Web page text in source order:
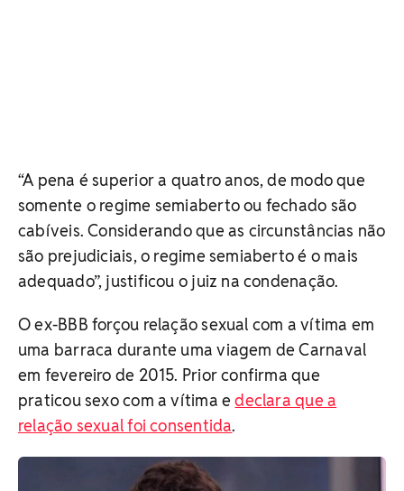
“A pena é superior a quatro anos, de modo que
somente o regime semiaberto ou fechado são
cabíveis. Considerando que as circunstâncias não
são prejudiciais, o regime semiaberto é o mais
adequado”, justificou o juiz na condenação.
O ex-BBB forçou relação sexual com a vítima em
uma barraca durante uma viagem de Carnaval
em fevereiro de 2015. Prior confirma que
praticou sexo com a vítima edeclara que a
relação sexual foi consentida.